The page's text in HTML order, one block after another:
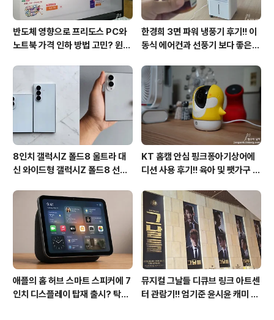
반도체 영향으로 프리도스 PC와
노트북 가격 인하 방법 고민? 윈도
방법?(feat. vip-scdkeys)
한경희 3면 파워 냉풍기 후기!! 이
동식 에어컨과 선풍기 보다 좋은
8인치 갤럭시Z 폴드8 울트라 대
신 와이드형 갤럭시Z 폴드8 선
이 미제공!!
KT 홈캠 안심 핑크퐁아기상어에
디션 사용 후기!! 육아 및 팻가구 그
상어홈캠 어때!!
애플의 홈 허브 스마트 스피커에 7
인치 디스플레이 탑재 출시? 탁상
뮤지컬 그날들 디큐브 링크 아트센
터 관람기!! 엄기준 윤시윤 캐미 연